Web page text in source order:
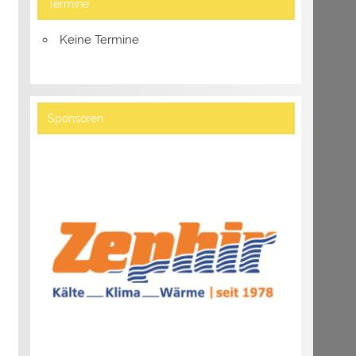
Termine
Keine Termine
Sponsoren